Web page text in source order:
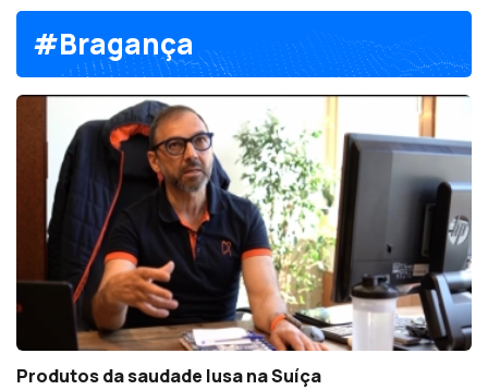
#Bragança
Produtos da saudade lusa na Suíça